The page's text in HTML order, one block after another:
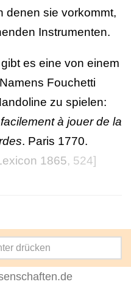
denen sie vorkommt,
Instrumenten.
es eine von einem
Fouchetti
zu spielen:
à jouer de la
. Paris 1770.
1865, 524]